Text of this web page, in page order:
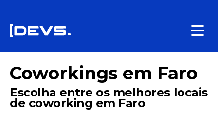
Coworkings em Faro
Escolha entre os melhores locais
de coworking em Faro